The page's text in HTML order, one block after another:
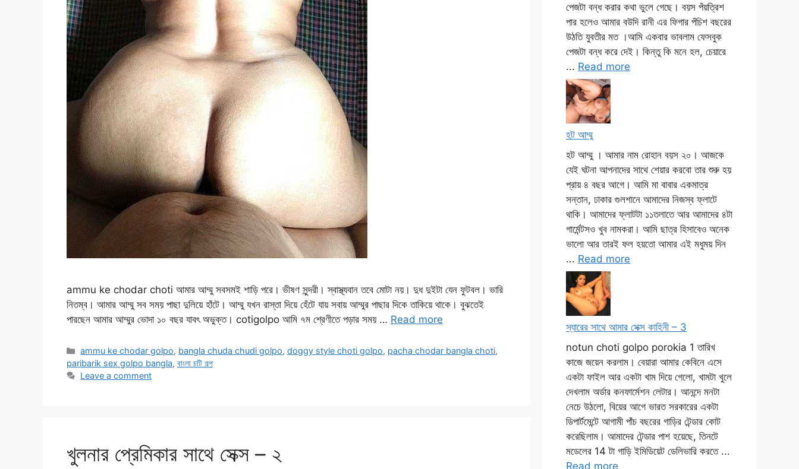
ammu ke chodar choti আমার আম্মু সবসমই শাড়ি পরে। ভীষণ সুন্দরী। স্বাস্থ্যবান তবে মোটা নয়। দুধ দুইটা যেন ফুটবল। ভারি
নিতম্ব। আমার আম্মু সব সময় পাছা দুলিয়ে হাঁটে। আম্মু যখন রাস্তা দিয়ে হেঁটে যায় সবায় আম্মুর পাছার দিকে তাকিয়ে থাকে। বুঝতেই
পারছেন আমার আম্মুর ভোদা ১০ বছর যাবৎ অভুক্ত। cotigolpo আমি ৭ম শ্রেণীতে পড়ার সময় … Read more
Categories
ammu ke chodar golpo, bangla chuda chudi golpo,doggy style choti golpo, pacha chodar bangla choti,
paribarik sex golpo bangla, বাংলা চটি গল্প
Leave a comment
খুলনার প্রেমিকার সাথে সেক্স – ২
পেজটা বন্ধ করার কথা ভুলে গেছে। বয়স পঁয়ত্রিশ
পার হলেও আমার বউদি রানী এর ফিগার পঁচিশ বছরের
উঠতি যুবতীর মত ।আমি একবার ভাবলাম ফেসবুক
পেজটা বন্ধ করে দেই। কিন্তু কি মনে হল, চেয়ারে
... Read more
হট আম্মু
হট আম্মু । আমার নাম রোহান বয়স ২০। আজকে
যেই ঘটনা আপনাদের সাথে শেয়ার করবো তার শুরু হয়
প্রায় ৪ বছর আগে। আমি মা বাবার একমাত্র
সন্তান, ঢাকার গুলশানে আমাদের নিজস্ব ফ্লাটে
থাকি। আমাদের ফ্লাটটা ১১তলাতে আর আমাদের ৪টা
গার্মেন্টসও খুব নামকরা। আমি ছাত্র হিসাবেও অনেক
ভালো আর তারই ফল হয়তো আমার এই মধুময় দিন
... Read more
স্যারের সাথে আমার সেক্স কাহিনী – 3
notun choti golpo porokia 1 তারিখ
কাজে জয়েন করলাম। বেয়ারা আমার কেবিনে এসে
একটা ফাইল আর একটা খাম দিয়ে গেলো, খামটা খুলে
দেখলাম অর্ডার কনফার্মেশন লেটার। আনন্দে মনটা
নেচে উঠলো, বিয়ের আগে ভারত সরকারের একটা
ডিপার্টমেন্টে আগামী পাঁচ বছরের গাড়ির টেন্ডার কোট
করেছিলাম। আমাদের টেন্ডার পাশ হয়েছে, তিনটে
মডেলের 14 টা গাড়ি ইমিডিয়েট ডেলিভারি করতে ...
Read more